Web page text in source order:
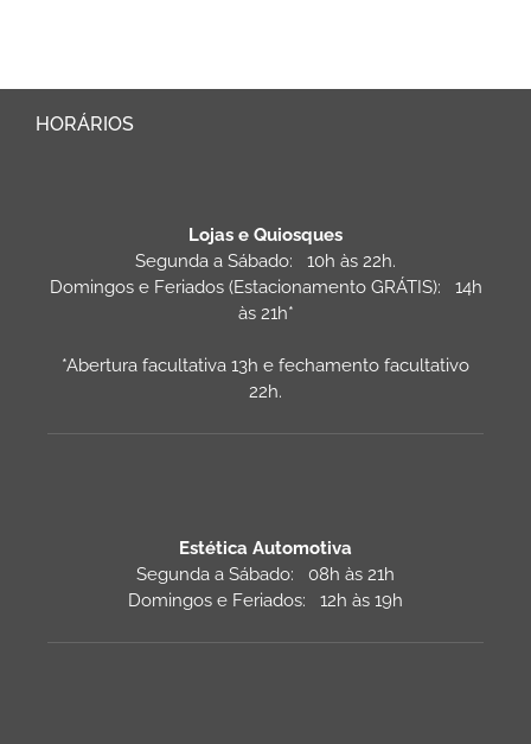
HORÁRIOS
Lojas e Quiosques
Segunda a Sábado: 10h às 22h.
Domingos e Feriados (Estacionamento GRÁTIS): 14h
às 21h*
*Abertura facultativa 13h e fechamento facultativo
22h.
Estética Automotiva
Segunda a Sábado: 08h às 21h
Domingos e Feriados: 12h às 19h